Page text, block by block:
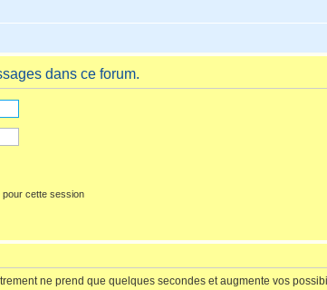
dans ce forum.
pour cette session
ne prend que quelques secondes et augmente vos